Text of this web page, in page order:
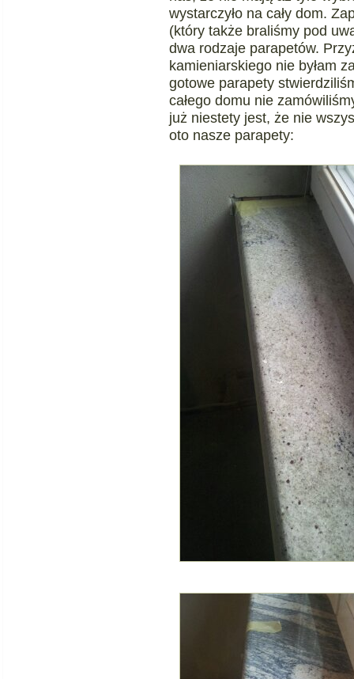
wystarczyło na cały dom.
(który także braliśmy pod
dwa rodzaje parapetów.
kamieniarskiego nie byłam
gotowe parapety
całego domu nie
już niestety jest, że nie
oto nasze parapety: